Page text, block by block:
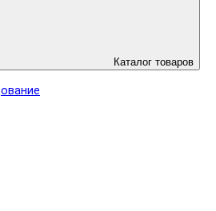
Каталог товаров